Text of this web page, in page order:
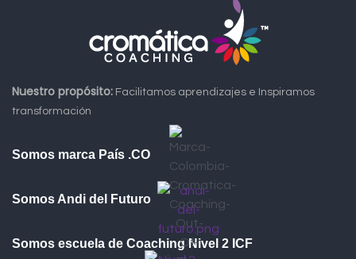
Nuestro propósito: Facilitamos aprendizajes e Inspiramos
transformación
Somos marca País .CO
Somos Andi del Futuro
Somos escuela de Coaching Nivel 2 ICF